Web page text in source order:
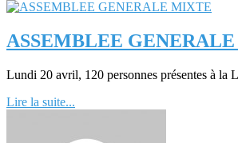
ASSEMBLEE
Lundi 20 avril, 120 personnes présentes à
Lire la suite...